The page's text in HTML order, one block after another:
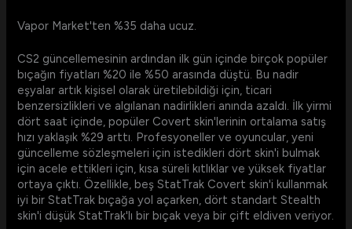
Vapor Market'ten %35 daha ucuz.
CS2 güncellemesinin ardından ilk gün içinde birçok popüler
bıçağın fiyatları %20 ile %50 arasında düştü. Bu nadir
eşyalar artık kişisel olarak üretilebildiği için, ticari
benzersizlikleri ve algılanan nadirlikleri anında azaldı. İlk yirmi
dört saat içinde, popüler Covert skin'lerinin ortalama satış
hızı yaklaşık %29 arttı. Profesyoneller ve oyuncular, yeni
güncelleme sözleşmeleri için istedikleri dört skin'i bulmak
için acele ettikleri için, kısa süreli kıtlıklar ve yüksek fiyatlar
ortaya çıktı. Özellikle, beş StatTrak Covert skin'i kullanmak
iyi bir StatTrak bıçağa yol açarken, dört standart Stealth
skin'i düşük StatTrak'lı bir bıçak veya bir çift eldiven veriyor.